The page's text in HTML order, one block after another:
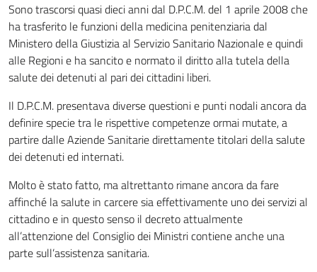
Sono trascorsi quasi dieci anni dal D.P.C.M. del 1 aprile 2008 che
ha trasferito le funzioni della medicina penitenziaria dal
Ministero della Giustizia al Servizio Sanitario Nazionale e quindi
alle Regioni e ha sancito e normato il diritto alla tutela della
salute dei detenuti al pari dei cittadini liberi.
Il D.P.C.M. presentava diverse questioni e punti nodali ancora da
definire specie tra le rispettive competenze ormai mutate, a
partire dalle Aziende Sanitarie direttamente titolari della salute
dei detenuti ed internati.
Molto è stato fatto, ma altrettanto rimane ancora da fare
affinché la salute in carcere sia effettivamente uno dei servizi al
cittadino e in questo senso il decreto attualmente
all’attenzione del Consiglio dei Ministri contiene anche una
parte sull’assistenza sanitaria.